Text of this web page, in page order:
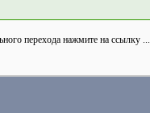
перехода нажмите на ссылку ...